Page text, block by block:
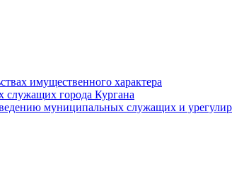
имущественного характера
служащих города Кургана
муниципальных служащих и